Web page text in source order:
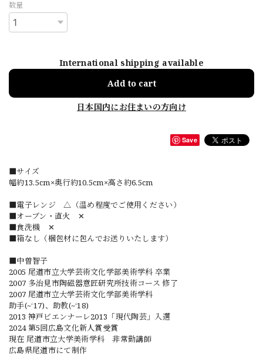
数量
International shipping available
Add to cart
日本国内にお住まいの方向け
Save
■サイズ
幅約13.5cm×奥行約10.5cm×高さ約6.5cm
■電子レンジ △（温め程度でご使用ください）
■オーブン・直火 ✕
■食洗機 ✕
■箱なし（梱包材に包んでお送りいたします）
■中曽智子
2005 尾道市立大学芸術文化学部美術学科 卒業
2007 多治見市陶磁器意匠研究所技術コース 修了
2007 尾道市立大学芸術文化学部美術学科
助手(~‘17)、助教(~‘18)
2013 神戸ビエンナーレ2013「現代陶芸」入選
2024 第5回広島文化新人賞受賞
現在 尾道市立大学美術学科 非常勤講師
広島県尾道市にて制作